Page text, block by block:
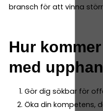
bransch för att vinna
Hur
med
Gör dig sökbar för
Öka din kompetens,